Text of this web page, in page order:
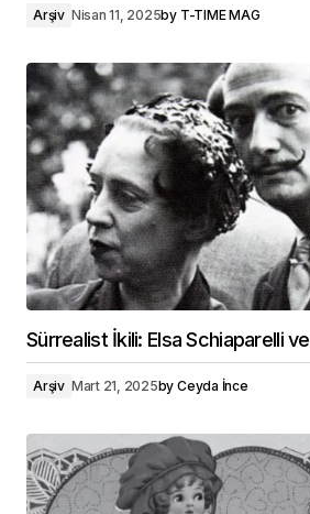
Arşiv Nisan 11, 2025by T-TIME MAG
Sürrealist İkili: Elsa Schiaparelli
Arşiv Mart 21, 2025by Ceyda İnce